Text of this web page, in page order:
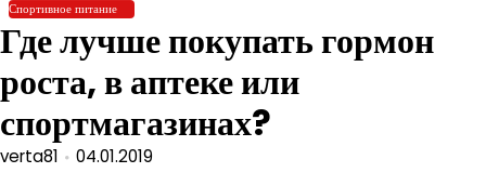
Спортивное питание
Где лучше покупать гормон
роста, в аптеке или
спортмагазинах?
verta81 04.01.2019